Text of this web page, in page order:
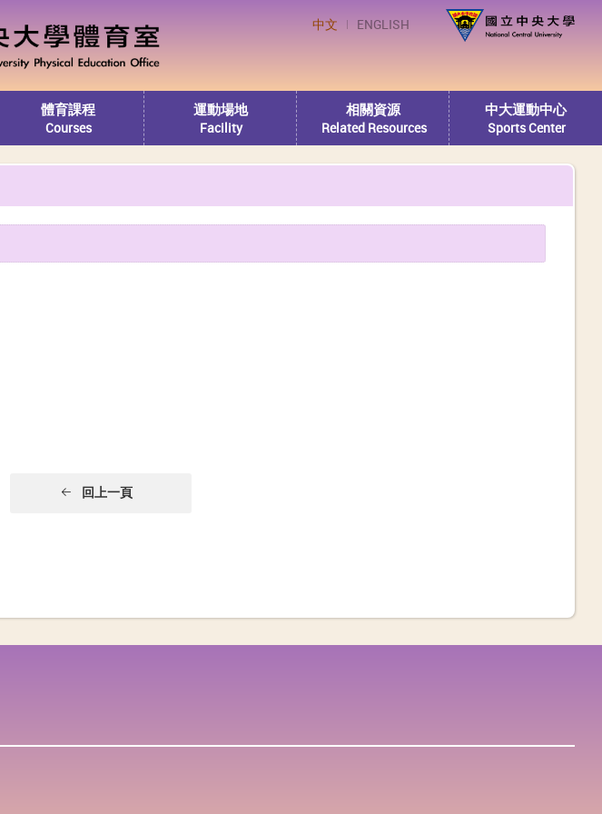
中文 ENGLISH
體育課程
Courses
運動場地
Facility
相關資源
Related Resources
中大運動中心
Sports Center
回上一頁